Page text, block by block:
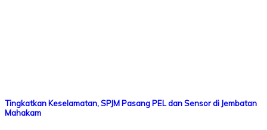
Tingkatkan Keselamatan, SPJM Pasang PEL dan Sensor di Jembatan
Mahakam